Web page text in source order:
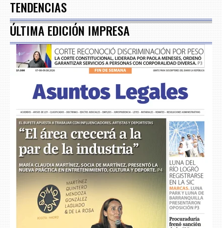
TENDENCIAS
ÚLTIMA EDICIÓN IMPRESA